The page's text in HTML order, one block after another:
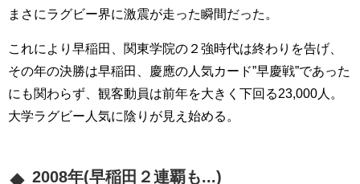
まさにラグビー界に激震が走った瞬間だった。
これにより早稲田、関東学院の２強時代は終わりを告げ、
その年の決勝は早稲田、慶應の人気カード”早慶戦”であった
にも関わらず、観客動員は前年を大きく下回る23,000人。
大学ラグビー人気に陰りが見え始める。
2008年(早稲田２連覇も...)